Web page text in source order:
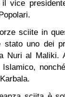
il vice
sciite in
uno dei
Nuri al Maliki.